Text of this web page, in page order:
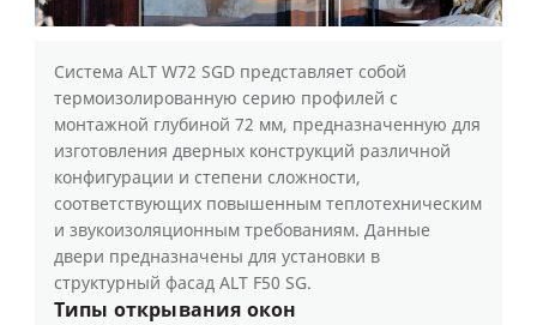
Система ALT W72 SGD представляет собой
термоизолированную серию профилей с
монтажной глубиной 72 мм, предназначенную для
изготовления дверных конструкций различной
конфигурации и степени сложности,
соответствующих повышенным теплотехническим
и звукоизоляционным требованиям. Данные
двери предназначены для установки в
структурный фасад ALT F50 SG.
Типы открывания окон